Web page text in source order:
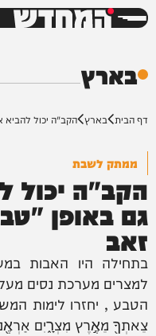
המחדש
בארץ
דף הבית בארץ הקב"ה יכול להביא
ממתק לשבת
הקב"ה יכול
גם באופן
זאב
בתחילה היו האבות
למצרים מערכת נסים
הטבע , יחזרו לימות
צֵאתְךָ֖ מֵאֶ֣רֶץ מִצְרָ֑יִם